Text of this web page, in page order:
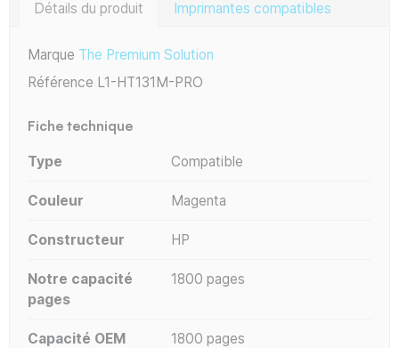
Détails du produit Imprimantes compatibles
Marque The Premium Solution
Référence L1-HT131M-PRO
Fiche technique
Type Compatible
Couleur Magenta
Constructeur HP
Notre capacité
pages
1800 pages
Capacité OEM
1800 pages